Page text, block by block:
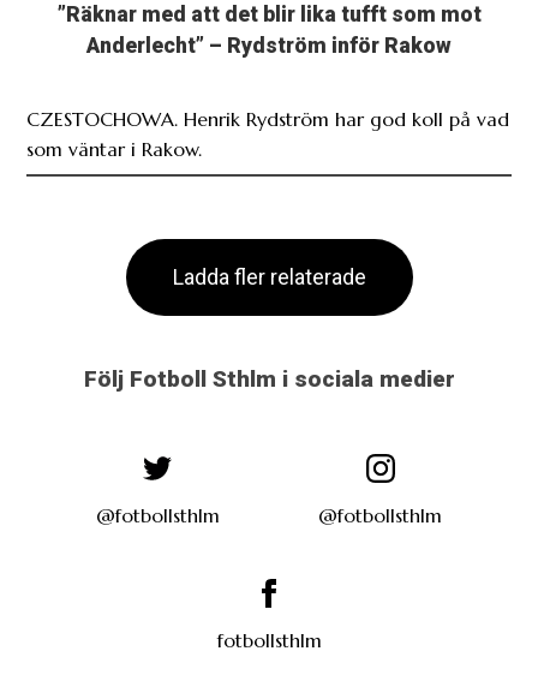
”Räknar med att det blir lika tufft som mot
Anderlecht” – Rydström inför Rakow
CZESTOCHOWA. Henrik Rydström har god koll på vad
som väntar i Rakow.
Ladda fler relaterade
Följ Fotboll Sthlm i sociala medier
@fotbollsthlm @fotbollsthlm
fotbollsthlm